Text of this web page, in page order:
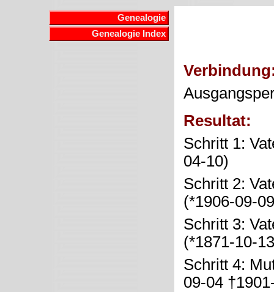
Genealogie
Genealogie Index
Resultat:
Schritt 1:
04-10)
Schritt 2:
(*1906-09-
Schritt 3:
(*1871-10-
Schritt 4:
09-04